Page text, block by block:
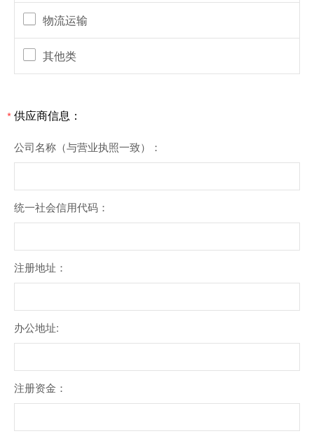
物流运输
其他类
*供应商信息：
公司名称（与营业执照一致）：
统一社会信用代码：
注册地址：
办公地址:
注册资金：